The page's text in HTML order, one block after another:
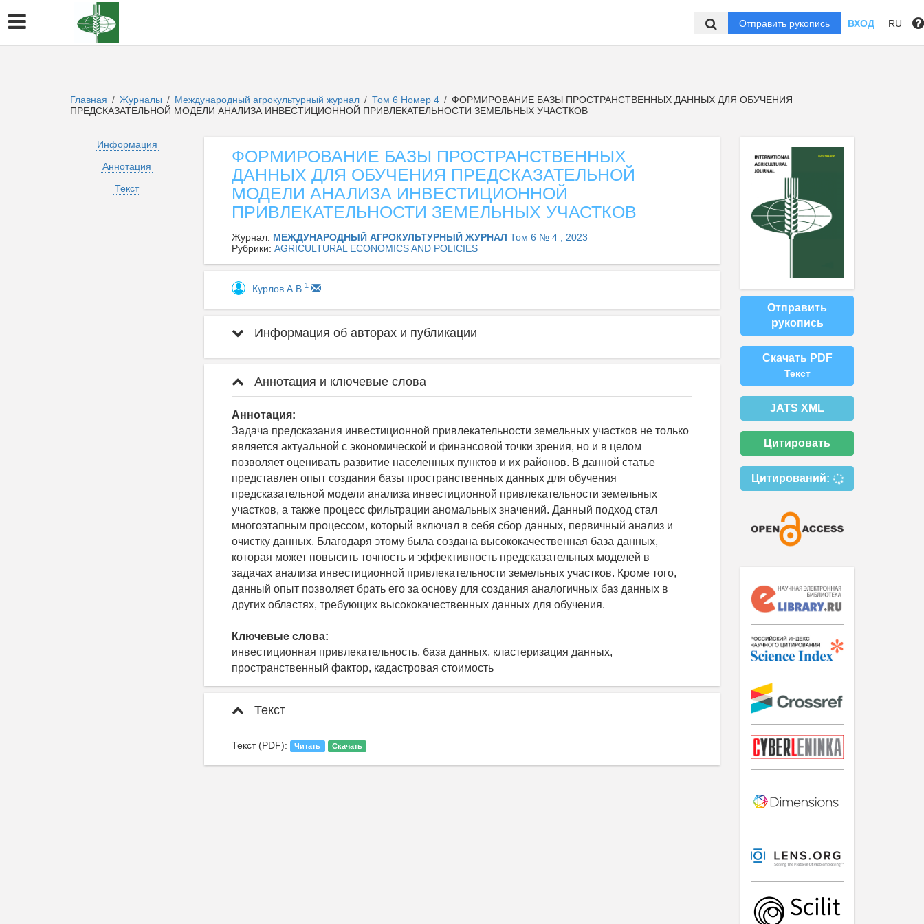
Отправить рукопись ВХОД RU
Главная / Журналы / Международный агрокультурный журнал / Том 6 Номер 4 / ФОРМИРОВАНИЕ БАЗЫ ПРОСТРАНСТВЕННЫХ ДАННЫХ ДЛЯ ОБУЧЕНИЯ
ПРЕДСКАЗАТЕЛЬНОЙ МОДЕЛИ АНАЛИЗА ИНВЕСТИЦИОННОЙ ПРИВЛЕКАТЕЛЬНОСТИ ЗЕМЕЛЬНЫХ УЧАСТКОВ
Информация
Аннотация
Текст
ФОРМИРОВАНИЕ БАЗЫ ПРОСТРАНСТВЕННЫХ
ДАННЫХ ДЛЯ ОБУЧЕНИЯ ПРЕДСКАЗАТЕЛЬНОЙ
МОДЕЛИ АНАЛИЗА ИНВЕСТИЦИОННОЙ
ПРИВЛЕКАТЕЛЬНОСТИ ЗЕМЕЛЬНЫХ УЧАСТКОВ
Журнал: МЕЖДУНАРОДНЫЙ АГРОКУЛЬТУРНЫЙ ЖУРНАЛ Том 6 № 4 , 2023
Рубрики: AGRICULTURAL ECONOMICS AND POLICIES
Курлов А В 1
Информация об авторах и публикации
Аннотация и ключевые слова
Аннотация:
Задача предсказания инвестиционной привлекательности земельных участков не только
является актуальной с экономической и финансовой точки зрения, но и в целом
позволяет оценивать развитие населенных пунктов и их районов. В данной статье
представлен опыт создания базы пространственных данных для обучения
предсказательной модели анализа инвестиционной привлекательности земельных
участков, а также процесс фильтрации аномальных значений. Данный подход стал
многоэтапным процессом, который включал в себя сбор данных, первичный анализ и
очистку данных. Благодаря этому была создана высококачественная база данных,
которая может повысить точность и эффективность предсказательных моделей в
задачах анализа инвестиционной привлекательности земельных участков. Кроме того,
данный опыт позволяет брать его за основу для создания аналогичных баз данных в
других областях, требующих высококачественных данных для обучения.
Ключевые слова:
инвестиционная привлекательность, база данных, кластеризация данных,
пространственный фактор, кадастровая стоимость
Текст
Текст (PDF): Читать Скачать
Отправить
рукопись
Скачать PDF
Текст
JATS XML
Цитировать
Цитирований: